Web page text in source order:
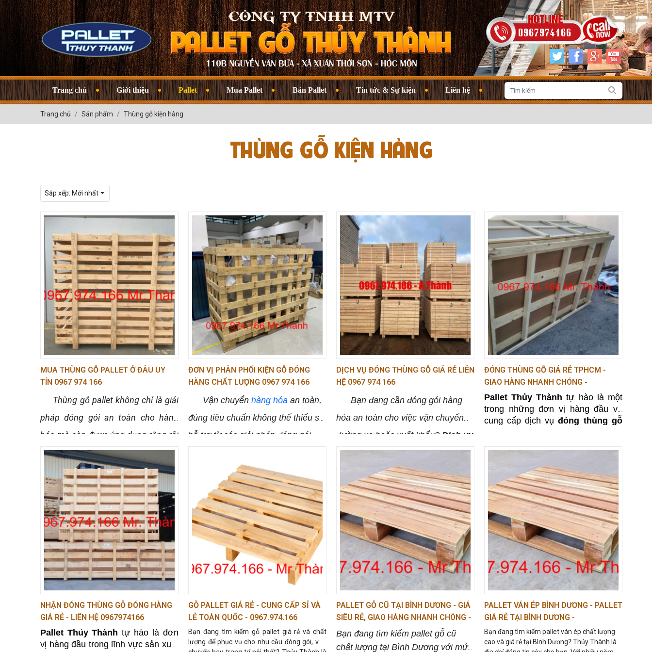
0967974166
Trang chủ Giới thiệu Pallet Mua Pallet Bán Pallet Tin tức & Sự kiện Liên hệ
Trang chủ Sản phẩm Thùng gỗ kiện hàng
THÙNG GỖ KIỆN HÀNG
Sắp xếp: Mới nhất
MUA THÙNG GỖ PALLET Ở ĐÂU UY
TÍN 0967 974 166
Thùng gỗ pallet không chỉ là giải
pháp đóng gói an toàn cho hàng
hóa mà còn được ứng dụng rộng rãi
trong trang trí nội thất, quán cà phê,
trồng cây,… Nếu bạn đang băn
khoăn không biết mua thùng gỗ
pallet ở đâu vừa uy tín, vừa giá rẻ,
hãy gọi ngay0967 974 166để
được hỗ trợ nhanh nhất!
ĐƠN VỊ PHÂN PHỐI KIỆN GỖ ĐÓNG
HÀNG CHẤT LƯỢNG 0967 974 166
Vận chuyển hàng hóa an toàn,
đúng tiêu chuẩn không thể thiếu sự
hỗ trợ từ các giải pháp đóng gói
là đơn vị hàng đầu trong việc phân
kiện gỗ đóng hàngchất
lượng nhất hiện nay. Với đội ngũ kỹ
thuật lành nghề và quy trình sản
xuất đạt chuẩn, chúng tôi mang
đến cho khách hàng sự an tâm
tuyệt đối trong từng chuyến hàng.
DỊCH VỤ ĐÓNG THÙNG GỖ GIÁ RẺ LIÊN
HỆ 0967 974 166
Bạn đang cần đóng gói hàng
hóa an toàn cho việc vận chuyển
đường xa hoặc xuất khẩu? Dịch vụ
đóng thùng gỗgiá rẻ của chúng
tôi sẽ giúp bạn yên tâm tuyệt đối.
Với đội ngũ thợ lành nghề và vật
liệu đạt chuẩn,Pallet Thủy Thành
cam kết mang đến dịch vụ đóng
thùng gỗ chất lượng cao – giá
thành hợp lý. Liên hệ0967 974
166ngay hôm nay để được hỗ trợ
ĐÓNG THÙNG GỖ GIÁ RẺ TPHCM -
GIAO HÀNG NHANH CHÓNG -
0967974166
Pallet Thủy Thành tự hào là một
trong những đơn vị hàng đầu về
cung cấp dịch vụ đóng thùng gỗ
NHẬN ĐÓNG THÙNG GỖ ĐÓNG HÀNG
GIÁ RẺ - LIÊN HỆ 0967974166
Pallet Thủy Thành tự hào là đơn
vị hàng đầu trong lĩnh vực sản xuất
GỖ PALLET GIÁ RẺ - CUNG CẤP SỈ VÀ
LẺ TOÀN QUỐC - 0967.974.166
Bạn đang tìm kiếm gỗ pallet giá rẻ và chất
lượng để phục vụ cho nhu cầu đóng gói, vận
PALLET GỖ CŨ TẠI BÌNH DƯƠNG - GIÁ
SIÊU RẺ, GIAO HÀNG NHANH CHÓNG -
0967.974.166
Bạn đang tìm kiếm pallet gỗ cũ
chất lượng tại Bình Dương với mức
PALLET VÁN ÉP BÌNH DƯƠNG - PALLET
GIÁ RẺ TẠI BÌNH DƯƠNG -
0967.974.166
Bạn đang tìm kiếm pallet ván ép chất lượng
cao và giá rẻ tại Bình Dương? Thủy Thành là